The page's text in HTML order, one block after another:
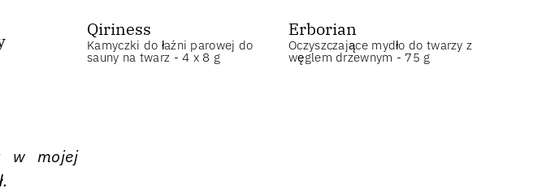
Qiriness
Kamyczki do łaźni parowej do
sauny na twarz - 4 x 8 g
Erborian
Oczyszczające mydło do twarzy z
węglem drzewnym - 75 g
w mojej